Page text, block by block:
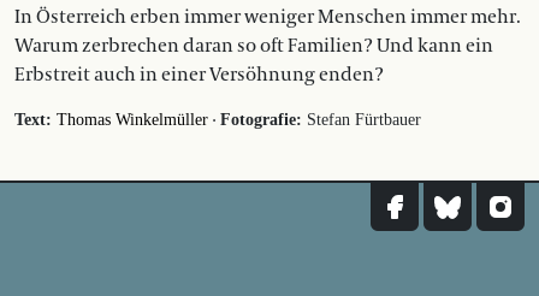
In Österreich erben immer weniger Menschen immer mehr.
Warum zerbrechen daran so oft Familien? Und kann ein
Erbstreit auch in einer Versöhnung enden?
Text: Thomas Winkelmüller · Fotografie: Stefan Fürtbauer